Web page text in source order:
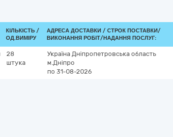
КІЛЬКІСТЬ /
ОД.ВИМІРУ
АДРЕСА ДОСТАВКИ / СТРОК ПОСТАВКИ/
ВИКОНАННЯ РОБІТ/НАДАННЯ ПОСЛУГ:
28
штука
Україна Дніпропетровська область
м.Дніпро
по 31-08-2026